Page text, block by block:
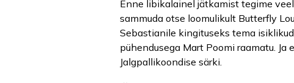
Enne libikalainel jätkamist tegime
sammuda otse loomulikult Butterfly
Sebastianile kingituseks tema
pühendusega Mart Poomi raamatu.
Jalgpallikoondise särki.